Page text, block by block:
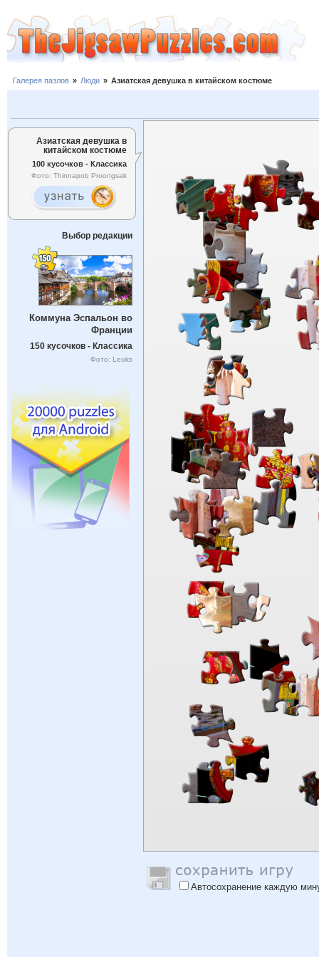
Галерея пазлов » Люди » Азиатская девушка в китайском костюме
Азиатская девушка в
китайском костюме
100 кусочков - Классика
Фото: Thinnapob Proongsak
Выбор редакции
Коммуна Эспальон во
Франции
150 кусочков - Классика
Фото: Leoks
Автосохранение каждую